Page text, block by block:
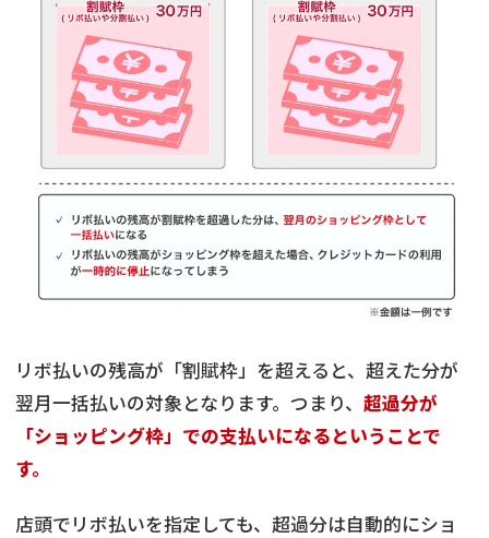
リボ払いの残高が「割賦枠」を超えると、超えた分が
翌月一括払いの対象となります。つまり、 超過分が
「ショッピング枠」での支払いになるということで
す。
店頭でリボ払いを指定しても、超過分は自動的にショ